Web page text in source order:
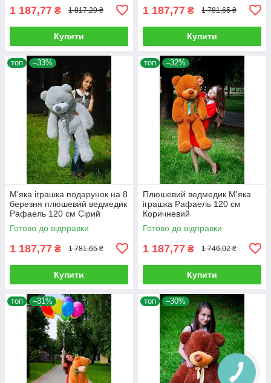
1 187,77 ₴ 1 817,29 ₴
Купити
1 187,77 ₴ 1 781,65 ₴
Купити
топ –33%
М'яка іграшка подарунок на 8
березня плюшевий ведмедик
Рафаель 120 см Сірий
Готово до відправки
1 187,77 ₴ 1 781,65 ₴
Купити
топ –32%
Плюшевий ведмедик М'яка
іграшка Рафаель 120 см
Коричневий
Готово до відправки
1 187,77 ₴ 1 746,02 ₴
Купити
топ –31% топ –30%